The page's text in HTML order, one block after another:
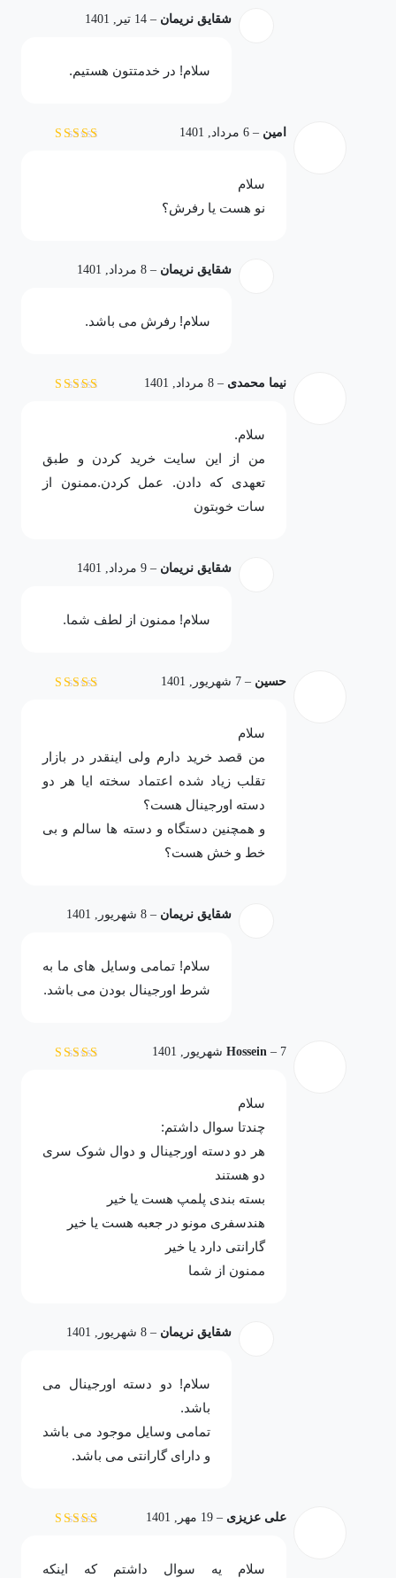
منصفانه برخوردار شوید. خرید کنسول از فروشگاه‌های معتبر به
به صرفه و با کیفیت همراه با ضمانت کالا و خدمات پس از فروش
شقایق نریمان – 14 تیر, 1401
سلام! در خدمتتون هستیم.
امین – 6 مرداد, 1401
سلام
نو هست یا رفرش؟
شقایق نریمان – 8 مرداد, 1401
سلام! رفرش می باشد.
نیما محمدی – 8 مرداد, 1401
سلام.
من از این سایت خرید کردن و طبق
تعهدی که دادن. عمل کردن.ممنون از
سات خوبتون
شقایق نریمان – 9 مرداد, 1401
سلام! ممنون از لطف شما.
حسین – 7 شهریور, 1401
سلام
من قصد خرید دارم ولی اینقدر در بازار
تقلب زیاد شده اعتماد سخته ایا هر دو
دسته اورجینال هست؟
و همچنین دستگاه و دسته ها سالم و بی
خط و خش هست؟
شقایق نریمان – 8 شهریور, 1401
سلام! تمامی وسایل های ما به
شرط اورجینال بودن می باشد.
Hossein – 7 شهریور, 1401
سلام
چندتا سوال داشتم:
هر دو دسته اورجینال و دوال شوک سری
دو هستند
بسته بندی پلمپ هست یا خیر
هندسفری مونو در جعبه هست یا خیر
گارانتی دارد یا خیر
ممنون از شما
شقایق نریمان – 8 شهریور, 1401
سلام! دو دسته اورجینال می
باشد.
تمامی وسایل موجود می باشد
و دارای گارانتی می باشد.
علی عزیزی – 19 مهر, 1401
سلام یه سوال داشتم که اینکه